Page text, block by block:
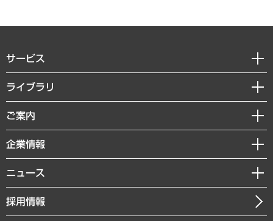
サービス
経営戦略
組織・人事戦略
デジタルイノベーション
共生・ダイバーシティ
GRC（ガバナンス・リスク・コンプライアンス）・防災（政策）
経済・産業・雇用・労働
ライブラリ
経済調査
レポート
コラム
経営用語集
受託・受注実績（官公庁関連）
ご案内
セミナー・イベント情報
MUFGビジネスセミナー
受託案件情報
企業情報
私たちの想い
社長メッセージ
会社概要
ニュース
ニュースリリース
お知らせ
採用情報